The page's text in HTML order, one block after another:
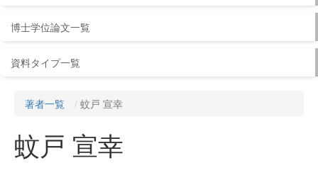
博士学位論文一覧
資料タイプ一覧
著者一覧 蚊戸 宣幸
蚊戸 宣幸